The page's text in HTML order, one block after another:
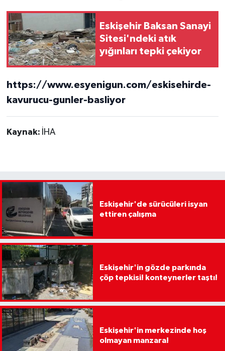
Eskişehir Baksan Sanayi
Sitesi'ndeki atık
yığınları tepki çekiyor
https://www.esyenigun.com/eskisehirde-
kavurucu-gunler-basliyor
Kaynak: İHA
Eskişehir'de sürücüleri isyan
ettiren çalışma
Eskişehir'in gözde parkında
çöp tepkisi! konteynerler taştı!
Eskişehir'in merkezinde hoş
olmayan manzara!